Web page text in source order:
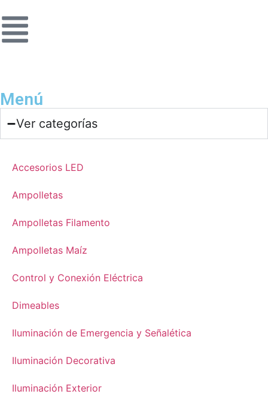
Menú
Ver categorías
Accesorios LED
Ampolletas
Ampolletas Filamento
Ampolletas Maíz
Control y Conexión Eléctrica
Dimeables
Iluminación de Emergencia y Señalética
Iluminación Decorativa
Iluminación Exterior